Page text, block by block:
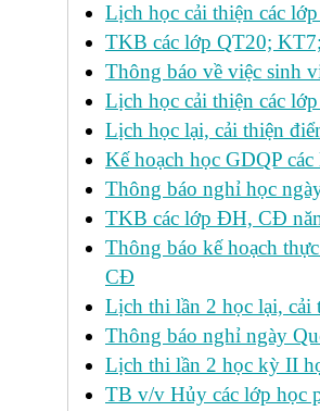
Lịch học cải thiện các
TKB các lớp QT20;
Thông báo về việc sinh
Lịch học cải thiện các
Lịch học lại, cải thiện
Kế hoạch học GDQP
Thông báo nghỉ học
TKB các lớp ĐH, CĐ
Thông báo kế hoạch
CĐ
Lịch thi lần 2 học lại, cải
Thông báo nghỉ ngày
Lịch thi lần 2 học kỳ II
TB v/v Hủy các lớp học